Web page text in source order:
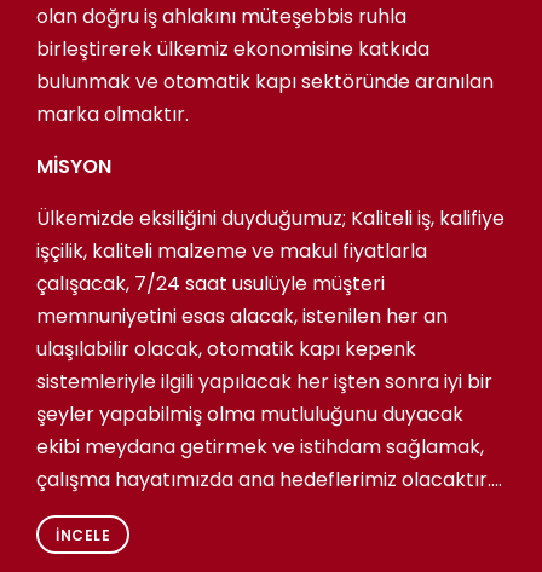
olan doğru iş ahlakını müteşebbis ruhla
birleştirerek ülkemiz ekonomisine katkıda
bulunmak ve otomatik kapı sektöründe aranılan
marka olmaktır.
MİSYON
Ülkemizde eksiliğini duyduğumuz; Kaliteli iş, kalifiye
işçilik, kaliteli malzeme ve makul fiyatlarla
çalışacak, 7/24 saat usulüyle müşteri
memnuniyetini esas alacak, istenilen her an
ulaşılabilir olacak, otomatik kapı kepenk
sistemleriyle ilgili yapılacak her işten sonra iyi bir
şeyler yapabilmiş olma mutluluğunu duyacak
ekibi meydana getirmek ve istihdam sağlamak,
çalışma hayatımızda ana hedeflerimiz olacaktır....
İNCELE